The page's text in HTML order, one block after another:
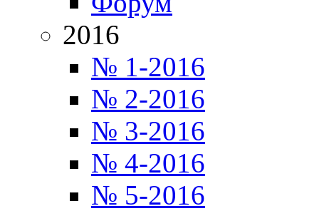
2016
№ 1-2016
№ 2-2016
№ 3-2016
№ 4-2016
№ 5-2016